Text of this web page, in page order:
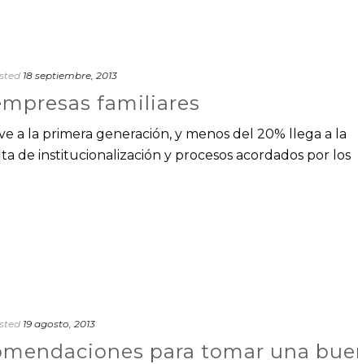
18 septiembre, 2013
familiares
a la primera generación, y menos del 20% llega a la
de institucionalización y procesos acordados por los
19 agosto, 2013
para tomar una